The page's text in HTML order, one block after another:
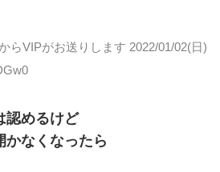
らVIPがお送りします 2022/01/02(日)
認めるけど
かなくなったら